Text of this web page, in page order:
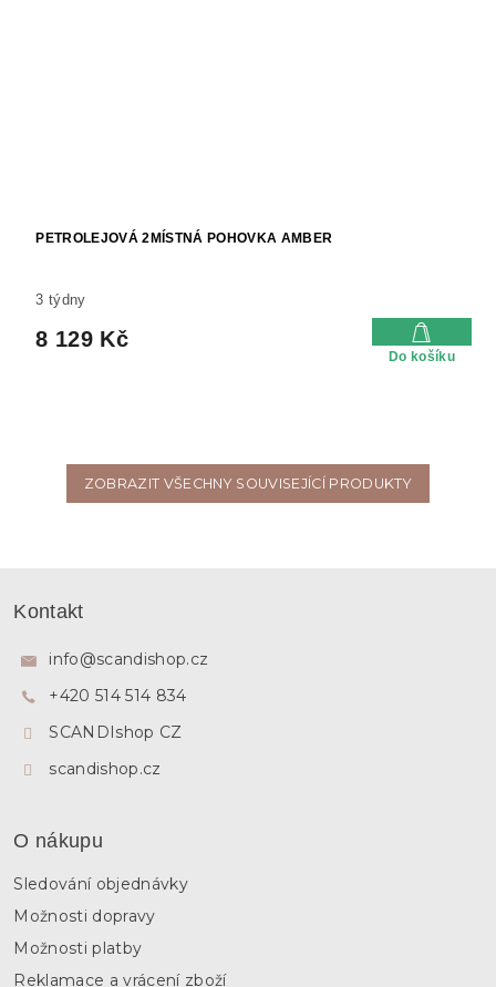
PETROLEJOVÁ 2MÍSTNÁ POHOVKA AMBER
3 týdny
8 129 Kč
Do košíku
ZOBRAZIT VŠECHNY SOUVISEJÍCÍ PRODUKTY
Kontakt
info@scandishop.cz
+420 514 514 834
SCANDIshop CZ
scandishop.cz
O nákupu
Sledování objednávky
Možnosti dopravy
Možnosti platby
Reklamace a vrácení zboží